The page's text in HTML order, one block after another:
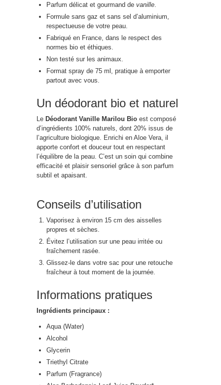
Parfum délicat et gourmand de vanille
Formule sans gaz et sans sel d’aluminium,
respectueuse de votre peau.
Fabriqué en France, dans le respect des
normes bio et éthiques.
Non testé sur les animaux.
Format spray de 75 ml, pratique à emporter
partout avec vous.
Un déodorant bio et naturel
Le Déodorant Vanille Marilou Bio est composé
d’ingrédients 100% naturels, dont 20% issus de
l’agriculture biologique. Enrichi en Aloe Vera, il
apporte confort et douceur tout en respectant
l’équilibre de la peau. C’est un soin qui combine
efficacité et plaisir sensoriel grâce à son parfum
subtil et apaisant.
Conseils d’utilisation
Vaporisez à environ 15 cm des aisselles
propres et sèches.
Évitez l’utilisation sur une peau irritée ou
fraîchement rasée.
Glissez-le dans votre sac pour une retouche
fraîcheur à tout moment de la journée.
Informations pratiques
Ingrédients principaux :
Aqua (Water)
Alcohol
Glycerin
Triethyl Citrate
Parfum (Fragrance)